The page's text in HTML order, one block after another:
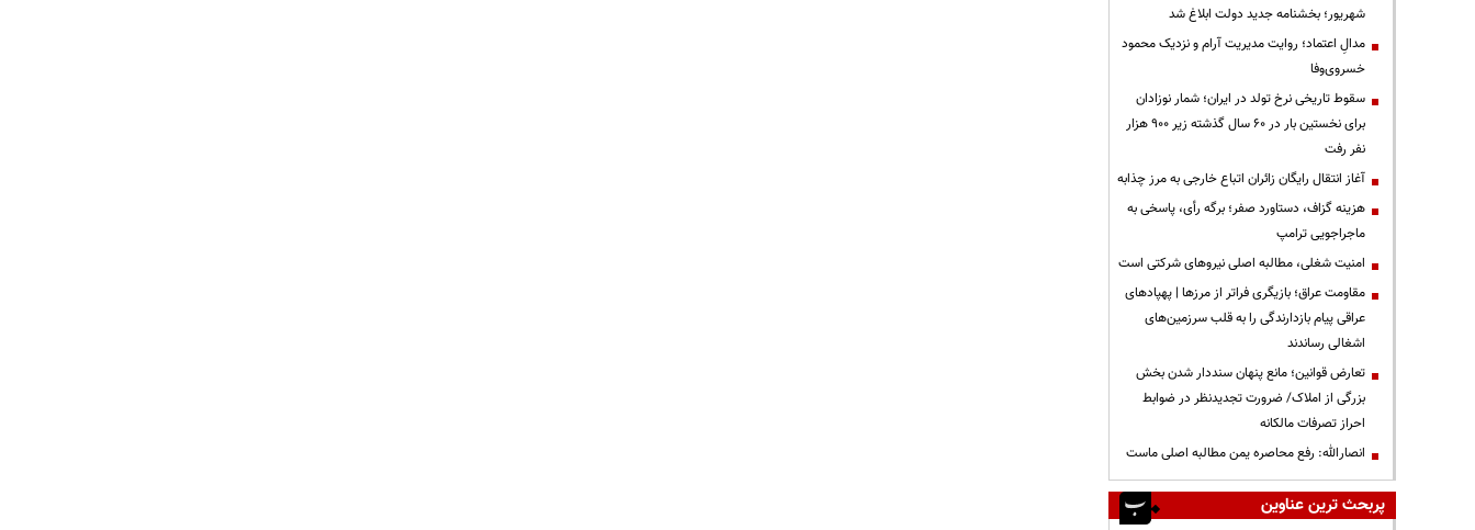
شهریور؛ بخشنامه جدید دولت ابلاغ شد
مدالِ اعتماد؛ روایت مدیریت آرام و نزدیک محمود
خسروی‌وفا
سقوط تاریخی نرخ تولد در ایران؛ شمار نوزادان
برای نخستین بار در ۶۰ سال گذشته زیر ۹۰۰ هزار
نفر رفت
آغاز انتقال رایگان زائران اتباع خارجی به مرز چذابه
هزینه گزاف، دستاورد صفر؛ برگه رأی، پاسخی به
ماجراجویی ترامپ
‌امنیت شغلی، مطالبه اصلی نیروهای شرکتی است
مقاومت عراق؛ بازیگری فراتر از مرزها | پهپادهای
عراقی پیام بازدارندگی را به قلب سرزمین‌های
اشغالی رساندند
تعارض قوانین؛ مانع پنهان سنددار شدن بخش
بزرگی از املاک/ ضرورت تجدیدنظر در ضوابط
احراز تصرفات مالکانه
انصارالله: رفع محاصره یمن مطالبه اصلی ماست
پربحث ترین عناوین